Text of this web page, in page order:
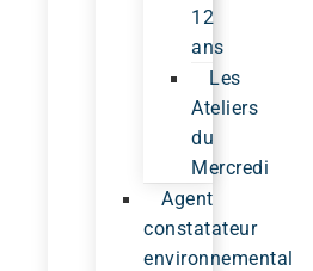
12
ans
Les
Ateliers
du
Mercredi
Agent
constatateur
environnemental